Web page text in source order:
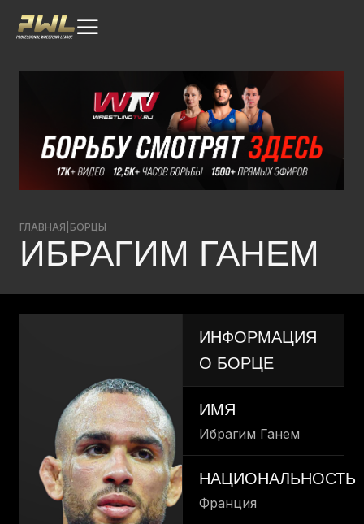
ГЛАВНАЯ БОРЦЫ
ИБРАГИМ ГАНЕМ
ИНФОРМАЦИЯ
О БОРЦЕ
ИМЯ
Ибрагим Ганем
НАЦИОНАЛЬНОСТЬ
Франция